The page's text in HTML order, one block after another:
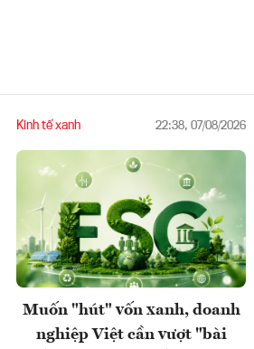
Kinh tế xanh 22:38, 07/08/2026
Muốn "hút" vốn xanh, doanh
nghiệp Việt cần vượt "bài